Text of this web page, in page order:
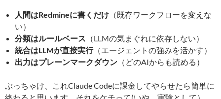
人間はRedmineに書くだけ （既存ワークフローを変えな
い）
分類はルールベース （LLMの気まぐれに依存しない）
統合はLLMが直接実行（エージェントの強みを活かす）
出力はプレーンマークダウン （どのAIからも読める）
ぶっちゃけ、これClaude Codeに課金してやらせたら簡単に